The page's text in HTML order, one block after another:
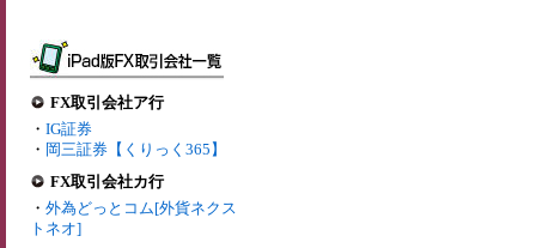
FX取引会社ア行
・ IG証券
・ 岡三証券【くりっく365】
FX取引会社カ行
・ 外為どっとコム[外貨ネクス
トネオ]